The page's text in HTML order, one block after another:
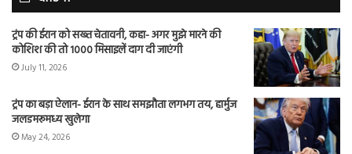
ट्रंप की ईरान को सख्त चेतावनी, कहा- अगर मुझे मारने की
कोशिश की तो 1000 मिसाइलें दाग दी जाएंगी
July 11, 2026
ट्रंप का बड़ा ऐलान- ईरान के साथ समझौता लगभग तय, हार्मुज
जलडमरूमध्य खुलेगा
May 24, 2026